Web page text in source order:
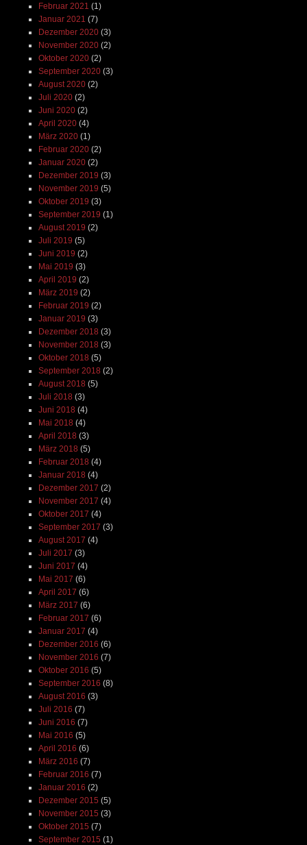
Februar 2021 (1)
Januar 2021 (7)
Dezember 2020(3)
November 2020(2)
Oktober 2020(2)
September 2020(3)
August 2020(2)
Juli 2020(2)
Juni 2020(2)
April 2020(4)
März 2020(1)
Februar 2020(2)
Januar 2020(2)
Dezember 2019 (3)
November 2019 (5)
Oktober 2019 (3)
September 2019 (1)
August 2019 (2)
Juli 2019 (5)
Juni 2019 (2)
Mai 2019 (3)
April 2019 (2)
März 2019 (2)
Februar 2019 (2)
Januar 2019 (3)
Dezember 2018 (3)
November 2018 (3)
Oktober 2018 (5)
September 2018 (2)
August 2018 (5)
Juli 2018 (3)
Juni 2018 (4)
Mai 2018 (4)
April 2018 (3)
März 2018 (5)
Februar 2018 (4)
Januar 2018 (4)
Dezember 2017 (2)
November 2017 (4)
Oktober 2017 (4)
September 2017 (3)
August 2017 (4)
Juli 2017 (3)
Juni 2017 (4)
Mai 2017 (6)
April 2017 (6)
März 2017 (6)
Februar 2017 (6)
Januar 2017 (4)
Dezember 2016 (6)
November 2016 (7)
Oktober 2016 (5)
September 2016 (8)
August 2016 (3)
Juli 2016 (7)
Juni 2016 (7)
Mai 2016 (5)
April 2016 (6)
März 2016 (7)
Februar 2016 (7)
Januar 2016 (2)
Dezember 2015 (5)
November 2015 (3)
Oktober 2015 (7)
September 2015 (1)